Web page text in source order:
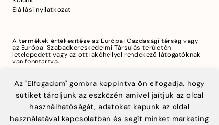
Az "Elfogadom" gombra koppintva ön elfogadja, hogy
sütiket tároljunk az eszközén amivel jaítjuk az oldal
használhatóságát, adatokat kapunk az oldal
használatával kapcsolatban és segít minket marketing
Elállási nyilatkozat
A termékek értékesítése az Európai Gazdasági térség vagy
az Európai Szabadkereskedelmi Társulás területén
letelepedett vagy az ott lakóhellyel rendekező látogatóknak
van fenntartva.
A biztonságos fizetést a Teya biztosítja